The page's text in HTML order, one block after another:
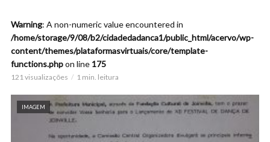
Warning: A non-numeric value encountered in
/home/storage/9/08/b2/cidadedadanca1/public_html/acervo/wp-
content/themes/plataformasvirtuais/core/template-
functions.phpon line 175
121 visualizações 1 min. leitura
IMAGEM